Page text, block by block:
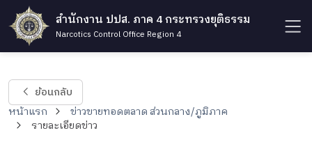
สำนักงาน ปปส. ภาค 4 กระทรวงยุติธรรม
Narcotics Control Office Region 4
ย้อนกลับ
หน้าแรก
ข่าวขายทอดตลาด ส่วนกลาง/ภูมิภาค
รายละเอียดข่าว